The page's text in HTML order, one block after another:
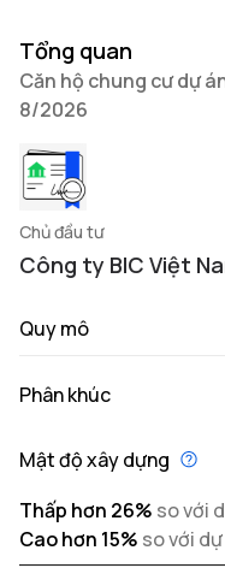
Tổng quan
Căn hộ chung cư dự
8/2026
Chủ đầu tư
Công ty BIC Việt
Quy mô
Phân khúc
Mật độ xây dựng
Thấp hơn 26% so với
Cao hơn 15% so với